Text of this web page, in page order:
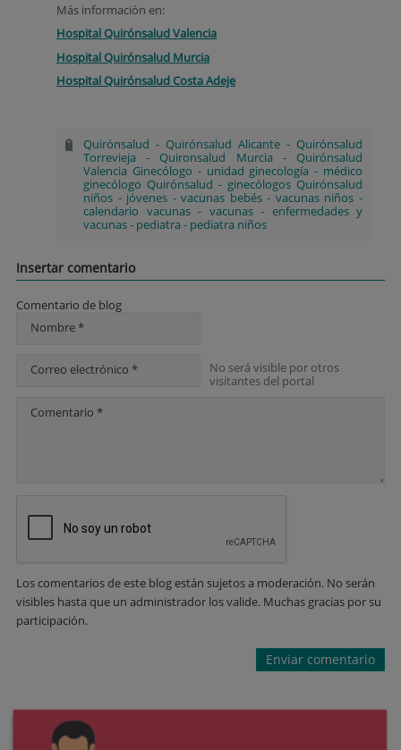
Más información en:
Hospital Quirónsalud Valencia
Hospital Quirónsalud Murcia
Hospital Quirónsalud Costa Adeje
Quirónsalud - Quirónsalud Alicante - Quirónsalud
Torrevieja -Quironsalud Murcia -Quirónsalud
Valencia Ginecólogo - unidad ginecología - médico
ginecólogo Quirónsalud - ginecólogos Quirónsalud
niños - jóvenes -vacunas bebés- vacunas niños -
calendario vacunas- vacunas- enfermedades y
vacunas- pediatra - pediatra niños
Insertar comentario
Comentario de blog
Nombre *
Correo electrónico *
No será visible por otros
visitantes del portal
Comentario *
Los comentarios de este blog están sujetos a moderación. No serán
visibles hasta que un administrador los valide. Muchas gracias por su
participación.